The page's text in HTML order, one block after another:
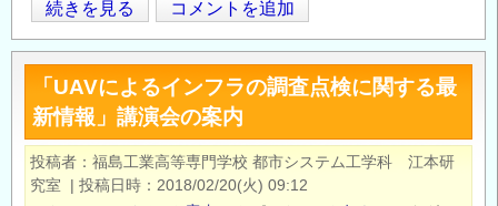
ド
ロ
ー
ン
パ
イ
ロ
続きを見る コメントを追加
「UAVによるインフラの調査点検に関する最
新情報」講演会の案内
投稿者
福島工業高等専門学校 都市システム工学科 江本研
究室
| 投稿日時
2018/02/20(火) 09:12